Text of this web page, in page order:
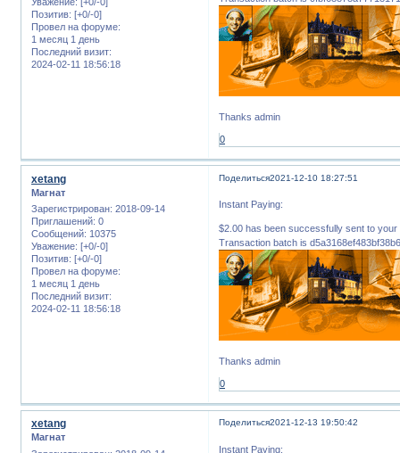
Позитив: [+0/-0]
Провел на форуме:
1 месяц 1 день
Последний визит:
2024-02-11 18:56:18
Thanks admin
0
Поделиться2021-12-10 18:27:51
xetang
Магнат
Зарегистрирован: 2018-09-14
Приглашений: 0
Сообщений: 10375
Уважение: [+0/-0]
Позитив: [+0/-0]
Провел на форуме:
1 месяц 1 день
Последний визит:
2024-02-11 18:56:18
Instant Paying:
$2.00 has been successfully sent to
Transaction batch is
Thanks admin
0
Поделиться2021-12-13 19:50:42
xetang
Магнат
Instant Paying: